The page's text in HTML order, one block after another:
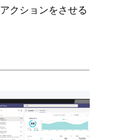
クションをさせる